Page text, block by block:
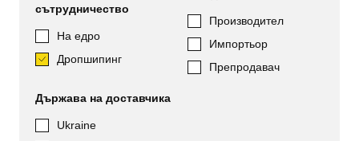
сътрудничество
На едро
Дропшипинг
Производител
Импортьор
Препродавач
Държава на доставчика
Ukraine